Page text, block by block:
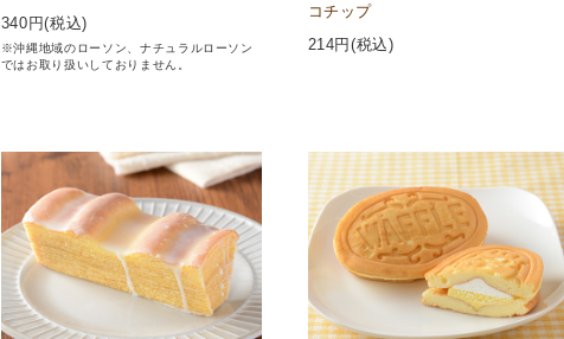
340 円(税込)
※沖縄地域のローソン、ナチュラルローソン
ではお取り扱いしておりません。
コチップ
214円(税込)